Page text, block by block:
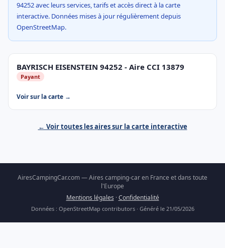
94252 avec leurs services, tarifs et accès direct à la carte
interactive. Données mises à jour régulièrement depuis
OpenStreetMap.
BAYRISCH EISENSTEIN 94252 - Aire CCI 13879
Payant
Voir sur la carte →
← Voir toutes les aires sur la carte interactive
AiresCampingCar.com — Aires camping-car en France et dans toute
l'Europe
Mentions légales ·Confidentialité
Données : OpenStreetMap contributors · Généré le 21/05/2026